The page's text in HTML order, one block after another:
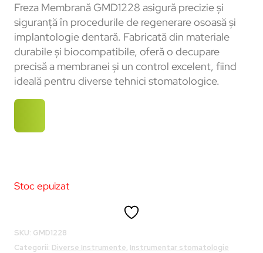
Freza Membrană GMD1228 asigură precizie și
siguranță în procedurile de regenerare osoasă și
implantologie dentară. Fabricată din materiale
durabile și biocompatibile, oferă o decupare
precisă a membranei și un control excelent, fiind
ideală pentru diverse tehnici stomatologice.
Stoc epuizat
SKU: GMD1228
Categorii: Diverse Instrumente, Instrumentar stomatologie